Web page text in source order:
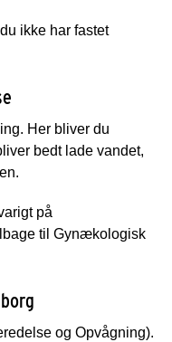
ikke har fastet
Her bliver du
bedt lade vandet,
på
til Gynækologisk
og Opvågning).